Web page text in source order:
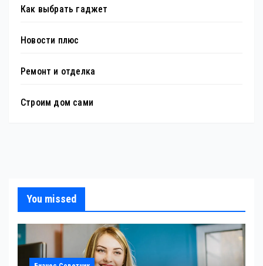
Как выбрать гаджет
Новости плюс
Ремонт и отделка
Строим дом сами
You missed